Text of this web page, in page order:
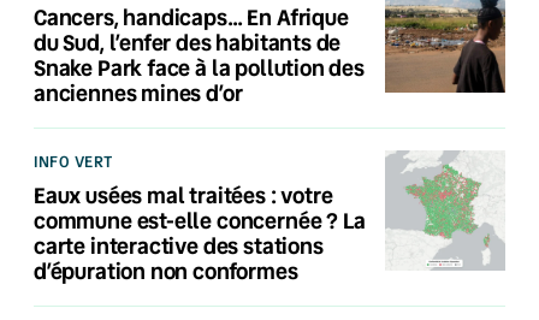
Cancers, handicaps… En Afrique
du Sud, l’enfer des habitants de
Snake Park face à la pollution des
anciennes mines d’or
INFO VERT
Eaux usées mal traitées : votre
commune est-elle concernée ? La
carte interactive des stations
d’épuration non conformes